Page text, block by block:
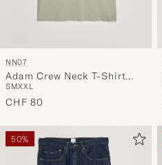
NN07
Adam Crew Neck T-Shirt
Sage Green
SMXXL
CHF 80
50%